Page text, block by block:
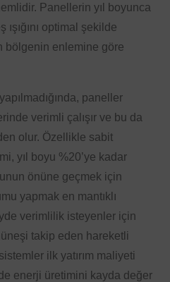
Panellerin yıl boyunca
ışığını optimal şekilde
bölgenin enlemine göre
paneller
verimli çalışır ve bu da
olur. Özellikle sabit
yıl boyu %20’ye kadar
önüne geçmek için
yapmak en mantıklı
verimlilik isteyenler için
takip eden hareketli
ilk yatırım maliyeti
enerji üretimini kayda değer